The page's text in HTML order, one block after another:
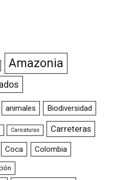
Amazonia
animales Biodiversidad
Caricaturas Carreteras
Coca Colombia